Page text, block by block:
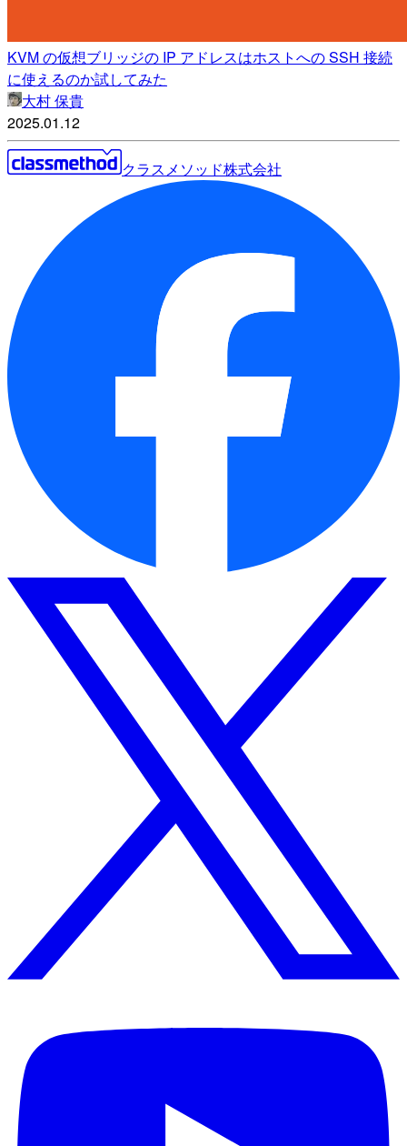
KVM の仮想ブリッジの IP アドレスはホストへの SSH 接続
に使えるのか試してみた
大村 保貴
2025.01.12
クラスメソッド株式会社